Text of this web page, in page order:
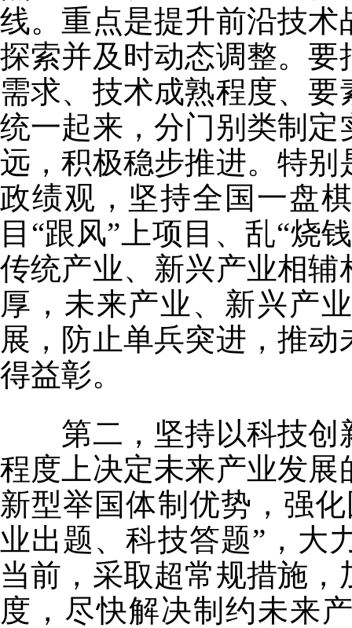
线。重点是提升前沿技
探索并及时动态调整。
需求、技术成熟程度、
统一起来，分门别类制
远，积极稳步推进。特
政绩观，坚持全国一盘
目“跟风”上项目、乱“烧
传统产业、新兴产业相
厚，未来产业、新兴产
展，防止单兵突进，推
得益彰。
第二，坚持以科技创
程度上决定未来产业发
新型举国体制优势，强
业出题、科技答题”，大
当前，采取超常规措施
度，尽快解决制约未来